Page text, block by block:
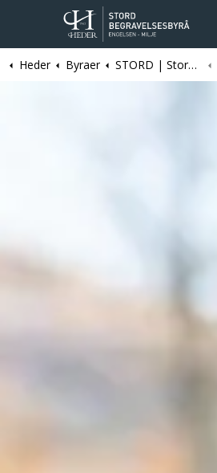
Heder Byraer STORD | Stord Begravelsesbyrå